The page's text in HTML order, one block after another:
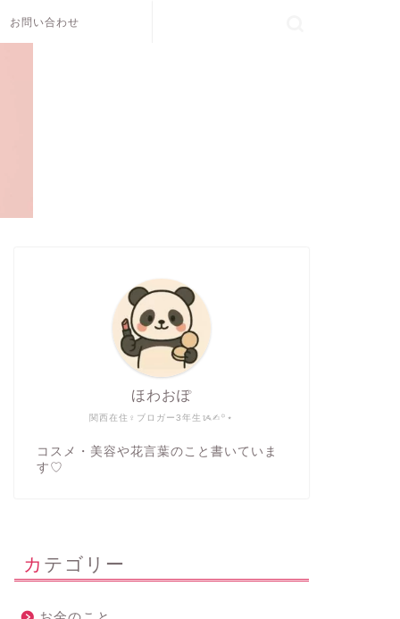
お問い合わせ
関西在住♀ブロガー3年生ᝰ✍︎꙳⋆
ほわおぽ
コスメ・美容や花言葉のこと書いていま
す♡
カテゴリー